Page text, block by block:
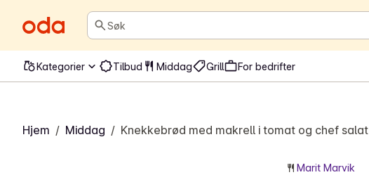
Søk
Kategorier Tilbud Middag Grill For bedrifter
Hjem / Middag / Knekkebrød med makrell i tomat og chef salat
Marit Marvik